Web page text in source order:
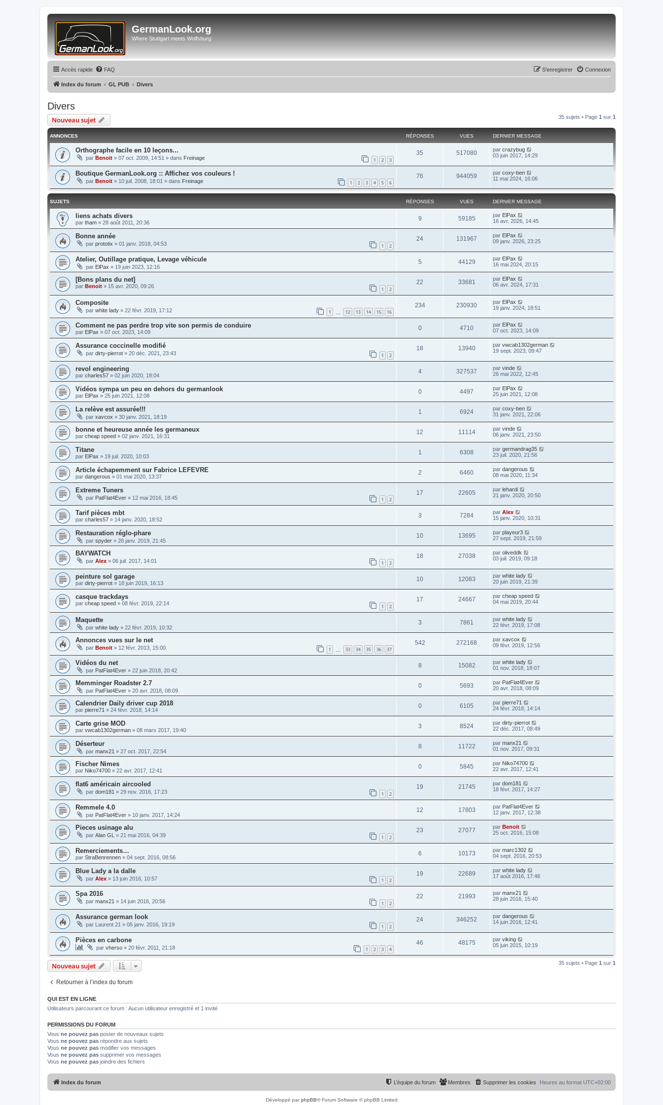
GermanLook.org
Where Stuttgart meets Wolfsburg
Accès rapide FAQ Connexion
S’enregistrer
Index du forum GL PUB Divers
Divers
Nouveau sujet 35 sujets • Page 1 sur 1
ANNONCES RÉPONSES VUES DERNIER MESSAGE
Orthographe facile en 10 leçons...
par Benoit » 07 oct. 2009, 14:51 » dans Freinage 1 2 3
35 517080 par crazybug
03 juin 2017, 14:29
Boutique GermanLook.org :: Affichez vos couleurs !
par Benoit » 10 juil. 2008, 18:01 » dans Freinage 1 2 3 4 5 6
76 944059 par coxy-ben
11 mai 2024, 16:06
SUJETS RÉPONSES VUES DERNIER MESSAGE
liens achats divers
par tham » 28 août 2011, 20:36
9 59185 par ElPax
16 avr. 2026, 14:45
Bonne année
par prototix » 01 janv. 2018, 04:53 1 2
24 131967 par ElPax
09 janv. 2026, 23:25
Atelier, Outillage pratique, Levage véhicule
par ElPax » 19 juin 2023, 12:16
5 44129 par ElPax
16 mai 2024, 20:15
[Bons plans du net]
par Benoit » 15 avr. 2020, 09:26 1 2
22 33681 par ElPax
06 avr. 2024, 17:31
Composite
par white lady » 22 févr. 2019, 17:12 1 12 13 14 15 16
234 230930 par ElPax
19 janv. 2024, 18:51
Comment ne pas perdre trop vite son permis de conduire
par ElPax » 07 oct. 2023, 14:09
0 4710 par ElPax
07 oct. 2023, 14:09
Assurance coccinelle modifié
par dirty-pierrot » 20 déc. 2021, 23:43 1 2
18 13940 par vwcab1302german
19 sept. 2023, 09:47
revol engineering
par charles57 » 02 juin 2020, 18:04
4 327537 par vinde
26 mai 2022, 12:45
Vidéos sympa un peu en dehors du germanlook
par ElPax » 25 juin 2021, 12:08
0 4497 par ElPax
25 juin 2021, 12:08
La relève est assurée!!!
par xavcox » 30 janv. 2021, 18:19
1 6924 par coxy-ben
31 janv. 2021, 22:06
bonne et heureuse année les germaneux
par cheap speed » 02 janv. 2021, 16:31
12 11114 par vinde
06 janv. 2021, 23:50
Titane
par ElPax » 19 juil. 2020, 10:03
1 6308 par germandrag35
23 juil. 2020, 21:56
Article échapemment sur Fabrice LEFEVRE
par dangerous » 01 mai 2020, 13:37
2 6460 par dangerous
08 mai 2020, 11:34
Extreme Tuners
par PatFlat4Ever » 12 mai 2016, 18:45 1 2
17 22605 par lehardi
21 janv. 2020, 20:50
Tarif pièces mbt
par charles57 » 14 janv. 2020, 18:52
3 7284 par Alex
15 janv. 2020, 10:31
Restauration réglo-phare
par spyder » 26 janv. 2019, 21:45
10 13695 par playeur3
27 sept. 2019, 21:59
BAYWATCH
par Alex » 06 juil. 2017, 14:01 1 2
18 27038 par oliveddk
03 juil. 2019, 09:18
peinture sol garage
par dirty-pierrot » 18 juin 2019, 16:13
10 12083 par white lady
20 juin 2019, 21:39
casque trackdays
par cheap speed » 08 févr. 2019, 22:14 1 2
17 24667 par cheap speed
04 mai 2019, 20:44
Maquette
par white lady » 22 févr. 2019, 10:32
3 7861 par white lady
22 févr. 2019, 17:08
Annonces vues sur le net
par Benoit » 12 févr. 2013, 15:00 1 33 34 35 36 37
542 272168 par xavcox
09 févr. 2019, 12:56
Vidéos du net
par PatFlat4Ever » 22 juin 2018, 20:42
8 15082 par white lady
01 nov. 2018, 18:07
Memminger Roadster 2.7
par PatFlat4Ever » 20 avr. 2018, 08:09
0 5693 par PatFlat4Ever
20 avr. 2018, 08:09
Calendrier Daily driver cup 2018
par pierre71 » 24 févr. 2018, 14:14
0 6105 par pierre71
24 févr. 2018, 14:14
Carte grise MOD
par vwcab1302german » 08 mars 2017, 19:40
3 8524 par dirty-pierrot
22 déc. 2017, 08:49
Déserteur
par manx21 » 27 oct. 2017, 22:54
8 11722 par manx21
01 nov. 2017, 09:31
Fischer Nimes
par Niko74700 » 22 avr. 2017, 12:41
0 5845 par Niko74700
22 avr. 2017, 12:41
flat6 américain aircooled
par dom181 » 29 nov. 2016, 17:23 1 2
19 21745 par dom181
18 févr. 2017, 14:27
Remmele 4.0
par PatFlat4Ever » 10 janv. 2017, 14:24
12 17803 par PatFlat4Ever
12 janv. 2017, 12:38
Pieces usinage alu
par Alan GL » 21 mai 2016, 04:39 1 2
23 27077 par Benoit
25 oct. 2016, 15:08
Remerciements…
par StraBenrennen » 04 sept. 2016, 08:56
6 10173 par marc1302
04 sept. 2016, 20:53
Blue Lady a la dalle
par Alex » 13 juin 2016, 10:57 1 2
19 22689 par white lady
17 août 2016, 17:46
Spa 2016
par manx21 » 14 juin 2016, 20:56 1 2
22 21993 par manx21
28 juin 2016, 15:40
Assurance german look
par Laurent 21 » 05 janv. 2016, 19:19 1 2
24 346252 par dangerous
14 juin 2016, 12:41
Pièces en carbone
par vherso » 20 févr. 2011, 21:18 1 2 3 4
46 48175 par viking
05 juin 2015, 10:19
Nouveau sujet 35 sujets • Page 1 sur 1
Retourner à l’index du forum
QUI EST EN LIGNE
Utilisateurs parcourant ce forum : Aucun utilisateur enregistré et 1 invité
PERMISSIONS DU FORUM
Vous ne pouvez pas poster de nouveaux sujets
Vous ne pouvez pas répondre aux sujets
Vous ne pouvez pas modifier vos messages
Vous ne pouvez pas supprimer vos messages
Vous ne pouvez pas joindre des fichiers
Index du forum Heures au format UTC+02:00
Supprimer les cookies
Membres
L’équipe du forum
Développé parphpBB® Forum Software © phpBB Limited